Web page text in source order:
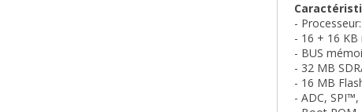
- Processeur:
- 16 + 16
- BUS
- 32 MB
- 16 MB
- ADC,